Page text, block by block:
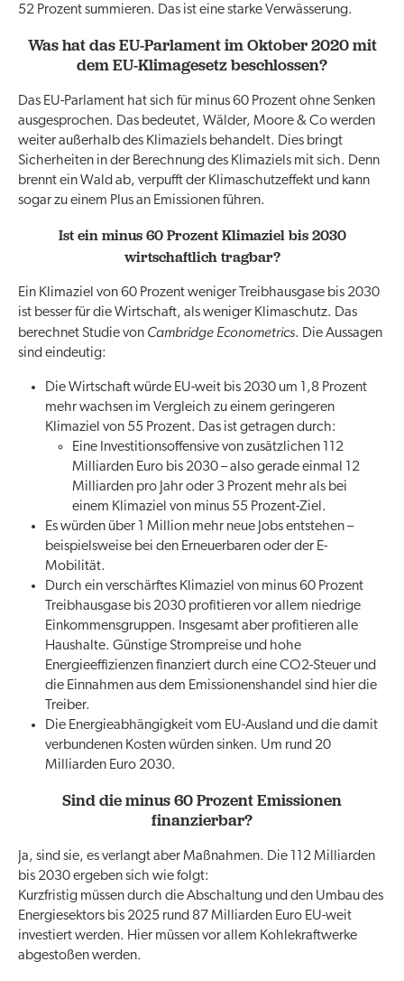
52 Prozent summieren. Das ist eine starke Verwässerung.
Was hat das EU-Parlament im Oktober 2020 mit
dem EU-Klimagesetz beschlossen?
Das EU-Parlament hat sich für minus 60 Prozent ohne Senken
ausgesprochen. Das bedeutet, Wälder, Moore & Co werden
weiter außerhalb des Klimaziels behandelt. Dies bringt
Sicherheiten in der Berechnung des Klimaziels mit sich. Denn
brennt ein Wald ab, verpufft der Klimaschutzeffekt und kann
sogar zu einem Plus an Emissionen führen.
Ist ein minus 60 Prozent Klimaziel bis 2030
wirtschaftlich tragbar?
Ein Klimaziel von 60 Prozent weniger Treibhausgase bis 2030
ist besser für die Wirtschaft, als weniger Klimaschutz. Das
berechnet Studie von Cambridge Econometrics. Die Aussagen
sind eindeutig:
Die Wirtschaft würde EU-weit bis 2030 um 1,8 Prozent
mehr wachsen im Vergleich zu einem geringeren
Klimaziel von 55 Prozent. Das ist getragen durch:
Eine Investitionsoffensive von zusätzlichen 112
Milliarden Euro bis 2030 – also gerade einmal 12
Milliarden pro Jahr oder 3 Prozent mehr als bei
einem Klimaziel von minus 55 Prozent-Ziel.
Es würden über 1 Million mehr neue Jobs entstehen –
beispielsweise bei den Erneuerbaren oder der E-
Mobilität.
Durch ein verschärftes Klimaziel von minus 60 Prozent
Treibhausgase bis 2030 profitieren vor allem niedrige
Einkommensgruppen. Insgesamt aber profitieren alle
Haushalte. Günstige Strompreise und hohe
Energieeffizienzen finanziert durch eine CO2-Steuer und
die Einnahmen aus dem Emissionenshandel sind hier die
Treiber.
Die Energieabhängigkeit vom EU-Ausland und die damit
verbundenen Kosten würden sinken. Um rund 20
Milliarden Euro 2030.
Sind die minus 60 Prozent Emissionen
finanzierbar?
Ja, sind sie, es verlangt aber Maßnahmen. Die 112 Milliarden
bis 2030 ergeben sich wie folgt:
Kurzfristig müssen durch die Abschaltung und den Umbau des
Energiesektors bis 2025 rund 87 Milliarden Euro EU-weit
investiert werden. Hier müssen vor allem Kohlekraftwerke
abgestoßen werden.